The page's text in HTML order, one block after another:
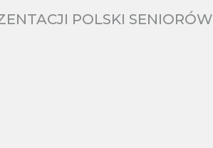
POLSKI SENIORÓW